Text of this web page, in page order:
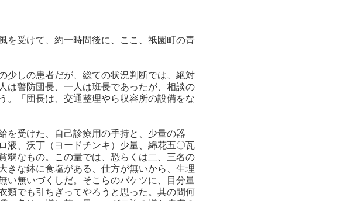
を受けて、約一時間後に、ここ、祇園町の青
少しの患者だが、総ての状況判断では、絶対
は警防団長、一人は班長であったが、相談の
。「団長は、交通整理やら収容所の設備をな
を受けた、自己診療用の手持と、少量の器
液、沃丁（ヨードチンキ）少量、綿花五〇瓦
弱なもの。この量では、恐らくは二、三名の
きな鉢に食塩がある、仕方が無いから、生理
い無いづくしだ。そこらのバケツに、目分量
類でも引ちぎってやろうと思った。其の間何